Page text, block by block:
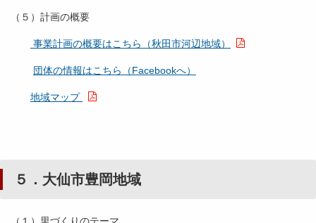
（５）計画の概要
事業計画の概要はこちら（秋田市河辺地域）
団体の情報はこちら（Facebookへ）
地域マップ
５．大仙市豊岡地域